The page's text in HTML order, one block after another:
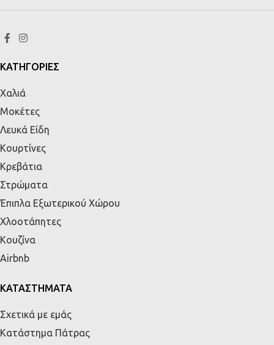
ΚΑΤΗΓΟΡΙΕΣ
Χαλιά
Μοκέτες
Λευκά Είδη
Κουρτίνες
Κρεβάτια
Στρώματα
Έπιπλα Εξωτερικού Χώρου
Χλοοτάπητες
Κουζίνα
Airbnb
ΚΑΤΑΣΤΗΜΑΤΑ
Σχετικά με εμάς
Κατάστημα Πάτρας